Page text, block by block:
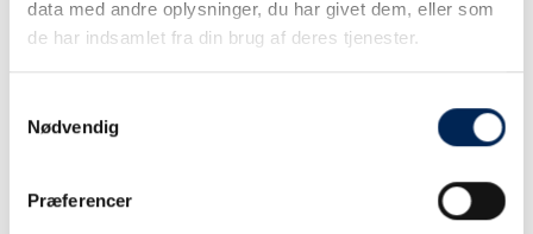
data med andre oplysninger, du har givet dem, eller som
de har indsamlet fra din brug af deres tjenester.
Nødvendig
Præferencer
tjekke vores hjemmeside eller ringe til os.